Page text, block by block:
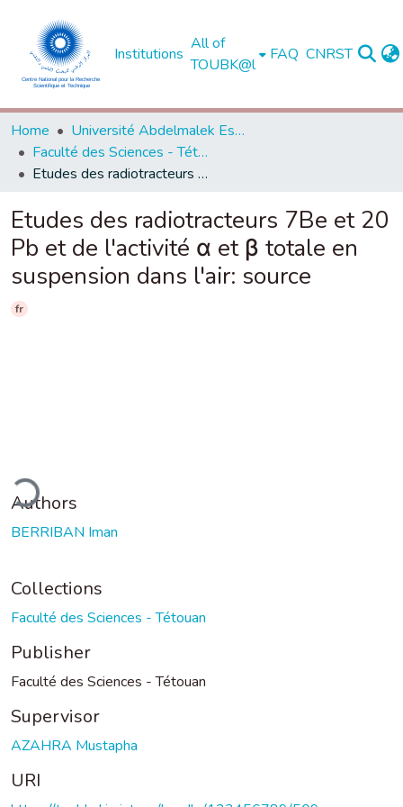
Institutions
All of
TOUBK@l
FAQ CNRST
Home
Université Abdelmalek Essaadi - Tétouan
Faculté des Sciences - Tétouan
Etudes des radiotracteurs 7Be et 20 Pb et de l'activité α et β totale en suspension dans l'air: source
Etudes des radiotracteurs 7Be et 20
Pb et de l'activité α et β totale en
suspension dans l'air: source
fr
Authors
BERRIBAN Iman
Collections
Faculté des Sciences - Tétouan
Publisher
Faculté des Sciences - Tétouan
Supervisor
AZAHRA Mustapha
URI